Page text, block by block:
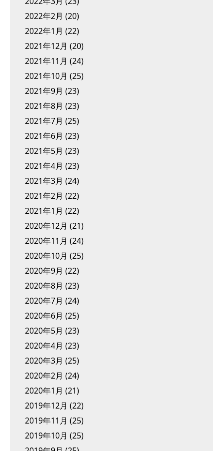
2022年2月 (20)
2022年1月 (22)
2021年12月 (20)
2021年11月 (24)
2021年10月 (25)
2021年9月 (23)
2021年8月 (23)
2021年7月 (25)
2021年6月 (23)
2021年5月 (23)
2021年4月 (23)
2021年3月 (24)
2021年2月 (22)
2021年1月 (22)
2020年12月 (21)
2020年11月 (24)
2020年10月 (25)
2020年9月 (22)
2020年8月 (23)
2020年7月 (24)
2020年6月 (25)
2020年5月 (23)
2020年4月 (23)
2020年3月 (25)
2020年2月 (24)
2020年1月 (21)
2019年12月 (22)
2019年11月 (25)
2019年10月 (25)